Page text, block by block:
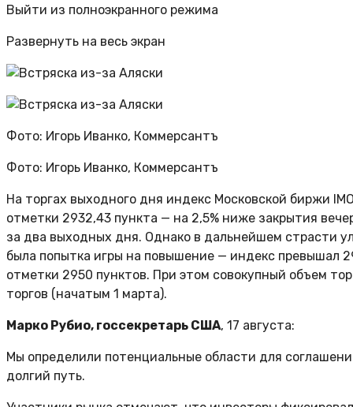
Выйти из полноэкранного режима
Развернуть на весь экран
Фото: Игорь Иванко, Коммерсантъ
Фото: Игорь Иванко, Коммерсантъ
На торгах выходного дня индекс Московской биржи
отметки 2932,43 пункта — на 2,5% ниже закрытия
за два выходных дня. Однако в дальнейшем страсти
была попытка игры на повышение — индекс превышал
отметки 2950 пунктов. При этом совокупный объем
торгов (начатым 1 марта).
Марко Рубио, госсекретарь США, 17 августа:
Мы определили потенциальные области для
долгий путь.